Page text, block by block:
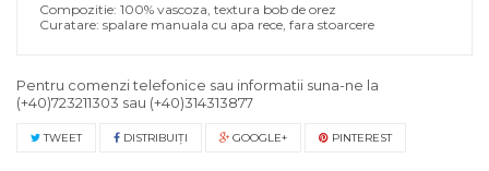
Compozitie: 100% vascoza, textura bob de orez
Curatare: spalare manuala cu apa rece, fara stoarcere
Pentru comenzi telefonice sau informatii suna-ne la
(+40)723211303 sau (+40)314313877
TWEET DISTRIBUIŢI GOOGLE+ PINTEREST